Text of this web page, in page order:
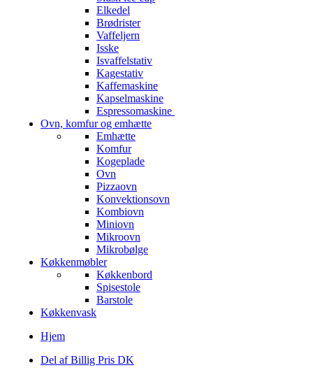
Elkedel
Brødrister
Vaffeljern
Isske
Isvaffelstativ
Kagestativ
Kaffemaskine
Kapselmaskine
Espressomaskine
Ovn, komfur og emhætte
Emhætte
Komfur
Kogeplade
Ovn
Pizzaovn
Konvektionsovn
Kombiovn
Miniovn
Mikroovn
Mikrobølge
Køkkenmøbler
Køkkenbord
Spisestole
Barstole
Køkkenvask
Hjem
Del af Billig Pris DK